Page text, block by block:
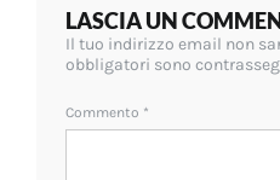
LASCIA UN
Il tuo indirizzo email non
obbligatori sono
Commento *